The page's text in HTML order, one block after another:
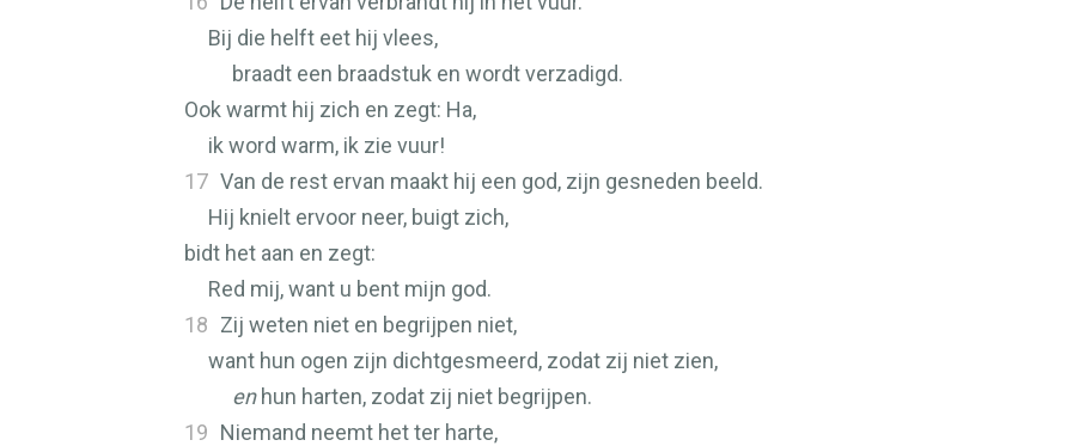
Bij die helft eet hij vlees,
braadt een braadstuk en wordt verzadigd.
Ook warmt hij zich en zegt: Ha,
ik word warm, ik zie vuur!
17 Van de rest ervan maakt hij een god, zijn gesneden beeld.
Hij knielt ervoor neer, buigt zich,
bidt het aan en zegt:
Red mij, want u bent mijn god.
18 Zij weten niet en begrijpen niet,
want hun ogen zijn dichtgesmeerd, zodat zij niet zien,
enhun harten, zodat zij niet begrijpen.
19 Niemand neemt het ter harte,